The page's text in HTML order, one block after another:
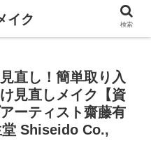
直し！簡単取り入
見直しメイク【資
ーティスト齋藤有
Shiseido Co.,
イク 検索